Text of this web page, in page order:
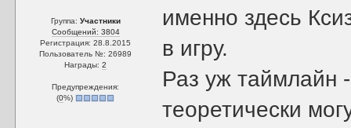
Группа: Участники
Сообщений: 3804
Регистрация: 28.8.2015
Пользователь №: 26989
Награды:2
Предупреждения:
(0%)
именно здесь
в игру.
Раз уж таймлайн
теоретически